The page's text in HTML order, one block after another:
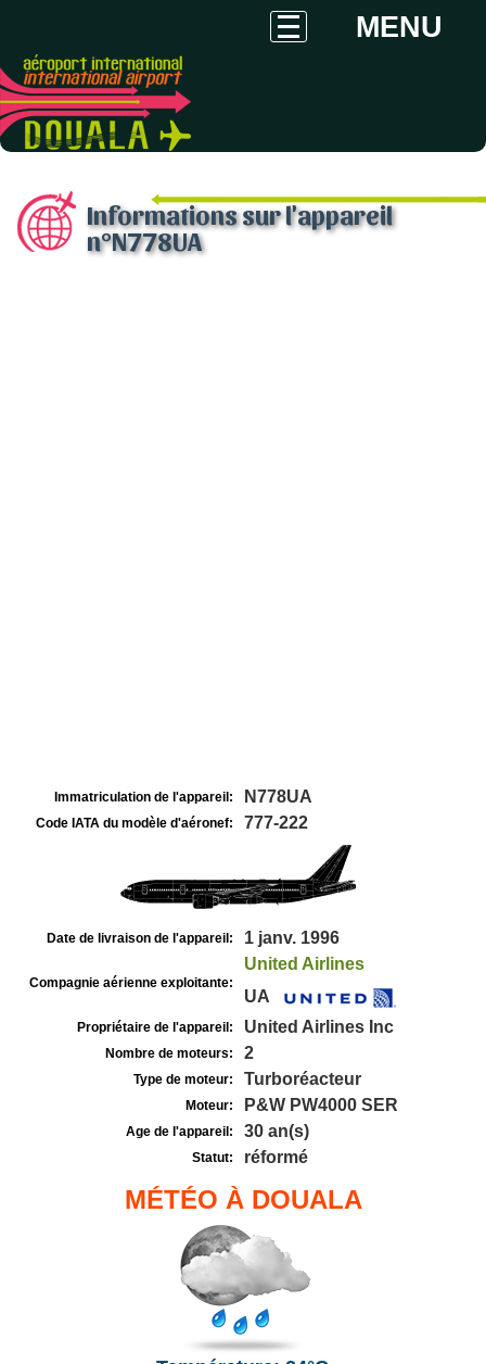
MENU
Informations sur l'appareil
n°N778UA
Immatriculation de l'appareil: N778UA
Code IATA du modèle d'aéronef: 777-222
Date de livraison de l'appareil: 1 janv. 1996
Compagnie aérienne exploitante:
United Airlines
UA
Propriétaire de l'appareil: United Airlines Inc
Nombre de moteurs: 2
Type de moteur: Turboréacteur
Moteur: P&W PW4000 SER
Age de l'appareil: 30 an(s)
Statut: réformé
MÉTÉO À DOUALA